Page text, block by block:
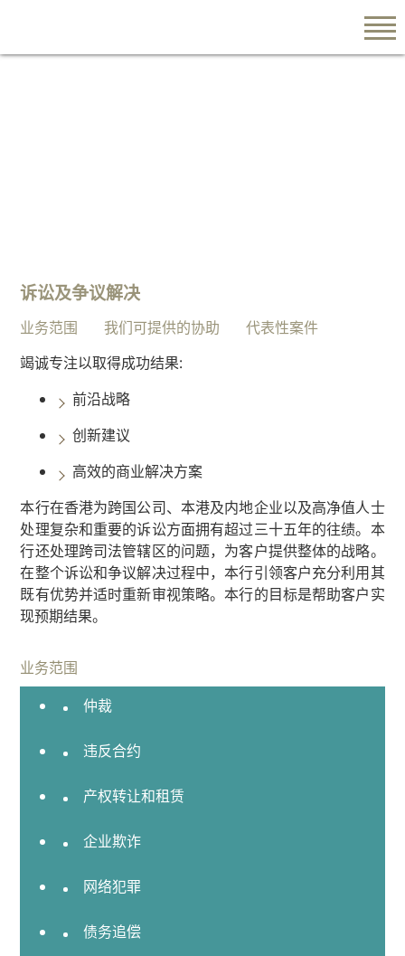
诉讼及争议解决
业务范围 我们可提供的协助 代表性案件
竭诚专注以取得成功结果:
前沿战略
创新建议
高效的商业解决方案
本行在香港为跨国公司、本港及内地企业以及高净值人士
处理复杂和重要的诉讼方面拥有超过三十五年的往绩。本
行还处理跨司法管辖区的问题，为客户提供整体的战略。
在整个诉讼和争议解决过程中，本行引领客户充分利用其
既有优势并适时重新审视策略。本行的目标是帮助客户实
现预期结果。
业务范围
仲裁
违反合约
产权转让和租赁
企业欺诈
网络犯罪
债务追偿
陈
韵
云
师
行
业
团
队
业务领域
国
际
贸
及
争
解
商
及
业
询